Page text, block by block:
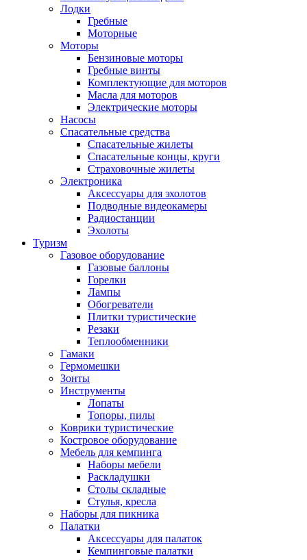
Лодки
Гребные
Моторные
Моторы
Бензиновые моторы
Гребные винты
Комплектующие для моторов
Масла для моторов
Электрические моторы
Насосы
Спасательные средства
Спасательные жилеты
Спасательные концы, круги
Страховочные жилеты
Электроника
Аксессуары для эхолотов
Подводные видеокамеры
Радиостанции
Эхолоты
Туризм
Газовое оборудование
Газовые баллоны
Горелки
Лампы
Обогреватели
Плитки туристические
Резаки
Теплообменники
Гамаки
Гермомешки
Зонты
Инструменты
Лопаты
Топоры, пилы
Коврики туристические
Костровое оборудование
Мебель для кемпинга
Наборы мебели
Раскладушки
Столы складные
Стулья, кресла
Наборы для пикника
Палатки
Аксессуары для палаток
Кемпинговые палатки